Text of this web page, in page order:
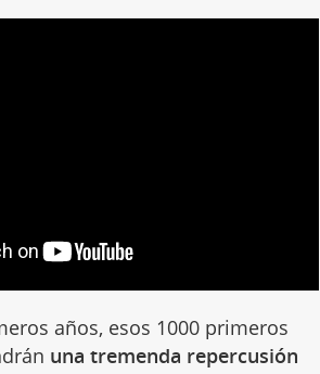
años, esos 1000 primeros
una tremenda repercusión